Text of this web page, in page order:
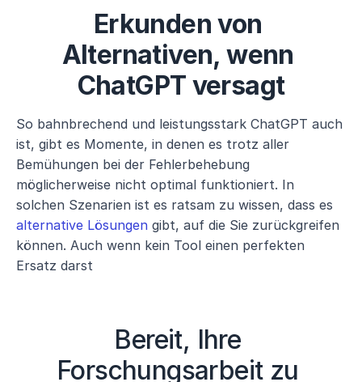
Erkunden von
Alternativen, wenn
ChatGPT versagt
So bahnbrechend und leistungsstark ChatGPT auch
ist, gibt es Momente, in denen es trotz aller
Bemühungen bei der Fehlerbehebung
möglicherweise nicht optimal funktioniert. In
alternative Lösungen gibt, auf die Sie zurückgreifen
können. Auch wenn kein Tool einen perfekten
Ersatz darst
Bereit, Ihre
Forschungsarbeit zu